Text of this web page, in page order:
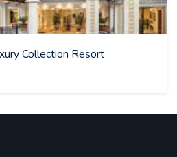
Collection Resort